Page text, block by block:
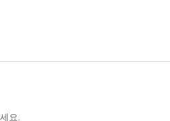
요.